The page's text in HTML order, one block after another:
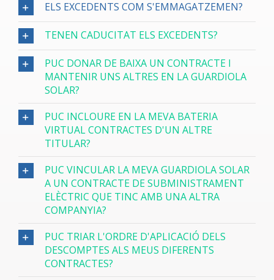
ELS EXCEDENTS COM S'EMMAGATZEMEN?
TENEN CADUCITAT ELS EXCEDENTS?
PUC DONAR DE BAIXA UN CONTRACTE I
MANTENIR UNS ALTRES EN LA GUARDIOLA
SOLAR?
PUC INCLOURE EN LA MEVA BATERIA
VIRTUAL CONTRACTES D'UN ALTRE
TITULAR?
PUC VINCULAR LA MEVA GUARDIOLA SOLAR
A UN CONTRACTE DE SUBMINISTRAMENT
ELÈCTRIC QUE TINC AMB UNA ALTRA
COMPANYIA?
PUC TRIAR L'ORDRE D'APLICACIÓ DELS
DESCOMPTES ALS MEUS DIFERENTS
CONTRACTES?